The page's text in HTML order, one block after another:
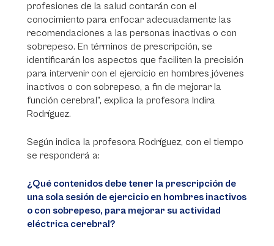
profesiones de la salud contarán con el
conocimiento para enfocar adecuadamente las
recomendaciones a las personas inactivas o con
sobrepeso. En términos de prescripción, se
identificarán los aspectos que faciliten la precisión
para intervenir con el ejercicio en hombres jóvenes
inactivos o con sobrepeso, a fin de mejorar la
función cerebral”, explica la profesora Indira
Rodríguez.
Según indica la profesora Rodríguez, con el tiempo
se responderá a:
¿Qué contenidos debe tener la prescripción de
una sola sesión de ejercicio en hombres inactivos
o con sobrepeso, para mejorar su actividad
eléctrica cerebral?